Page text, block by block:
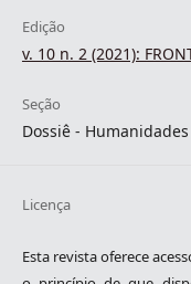
Edição
v. 10 n. 2 (2021):
Seção
Dossiê -
Licença
Esta revista oferece